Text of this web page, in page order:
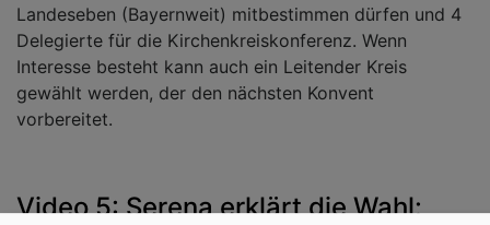
Landeseben (Bayernweit) mitbestimmen dürfen und 4
Delegierte für die Kirchenkreiskonferenz. Wenn
Interesse besteht kann auch ein Leitender Kreis
gewählt werden, der den nächsten Konvent
vorbereitet.
Video 5: Serena erklärt die Wahl: